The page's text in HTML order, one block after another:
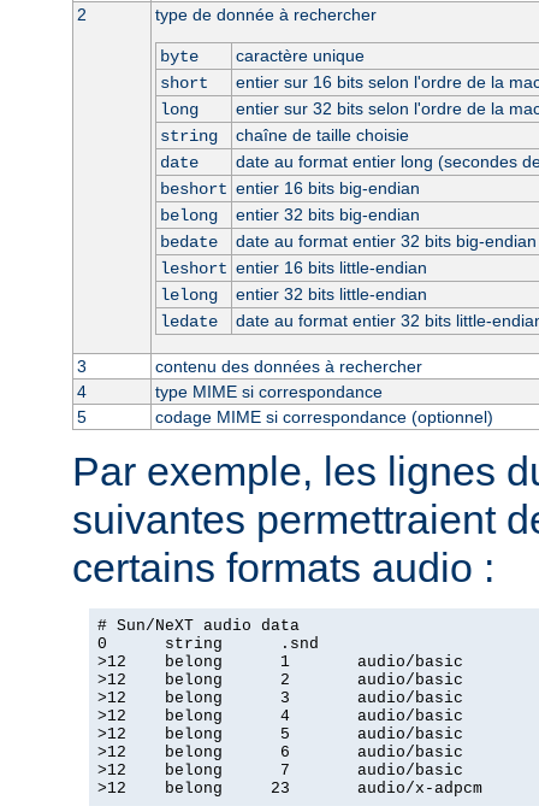
2
type de donnée à rechercher
byte
caractère unique
short
entier sur 16 bits selon l'ordre de la
long
entier sur 32 bits selon l'ordre de la
string
chaîne de taille choisie
date
date au format entier long (secondes
beshort entier 16 bits big-endian
belong
entier 32 bits big-endian
bedate
date au format entier 32 bits big-endian
leshort entier 16 bits little-endian
lelong
entier 32 bits little-endian
ledate
date au format entier 32 bits little-
3
contenu des données à rechercher
4
type MIME si correspondance
5
codage MIME si correspondance (optionnel)
Par exemple, les lignes
suivantes permettraient
certains formats audio :
# Sun/NeXT audio data
0      string      .snd
>12    belong      1       audio/basic
>12    belong      2       audio/basic
>12    belong      3       audio/basic
>12    belong      4       audio/basic
>12    belong      5       audio/basic
>12    belong      6       audio/basic
>12    belong      7       audio/basic
>12    belong     23       audio/x-adpcm